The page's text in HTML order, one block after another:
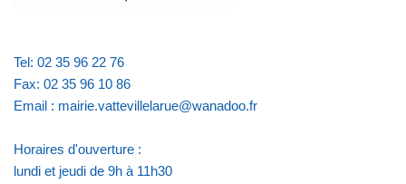
Tel: 02 35 96 22 76
Fax: 02 35 96 10 86
Email : mairie.vattevillelarue@wanadoo.fr
Horaires d'ouverture :
lundi et jeudi de 9h à 11h30